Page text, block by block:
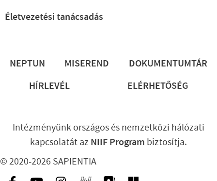
Életvezetési tanácsadás
Lábléc
NEPTUN MISEREND
DOKUMENTUMTÁR
HÍRLEVÉL
ELÉRHETŐSÉG
© 2020-2026 SAPIENTIA
Intézményünk országos és nemzetközi hálózati
kapcsolatát az NIIF Program biztosítja.